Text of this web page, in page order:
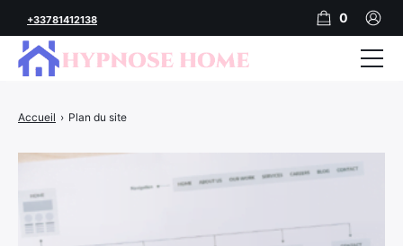
Accueil › Plan du site
+33781412138 0
Mon compte